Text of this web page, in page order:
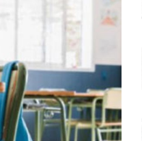
De Nuevo Nayarit
Y Julio
Oferta De Trabajo
Guadalupe
De Árboles
Puerto Vallarta
En Jalisco